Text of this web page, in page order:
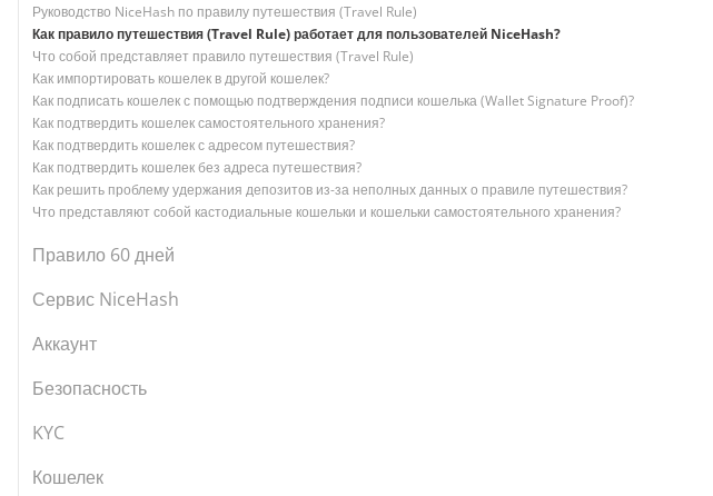
Руководство NiceHash по правилу путешествия (Travel Rule)
Как правило путешествия (Travel Rule) работает для пользователей NiceHash?
Что собой представляет правило путешествия (Travel Rule)
Как импортировать кошелек в другой кошелек?
Как подписать кошелек с помощью подтверждения подписи кошелька (Wallet Signature Proof)?
Как подтвердить кошелек самостоятельного хранения?
Как подтвердить кошелек с адресом путешествия?
Как подтвердить кошелек без адреса путешествия?
Как решить проблему удержания депозитов из-за неполных данных о правиле путешествия?
Что представляют собой кастодиальные кошельки и кошельки самостоятельного хранения?
Правило 60 дней
Сервис NiceHash
Аккаунт
Безопасность
KYC
Кошелек